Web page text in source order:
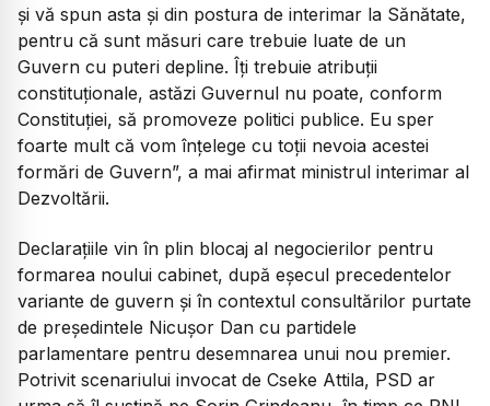
şi vă spun asta şi din postura de interimar la Sănătate,
pentru că sunt măsuri care trebuie luate de un
Guvern cu puteri depline. Îţi trebuie atribuţii
constituţionale, astăzi Guvernul nu poate, conform
Constituţiei, să promoveze politici publice. Eu sper
foarte mult că vom înţelege cu toţii nevoia acestei
formări de Guvern”, a mai afirmat ministrul interimar al
Dezvoltării.
Declarațiile vin în plin blocaj al negocierilor pentru
formarea noului cabinet, după eșecul precedentelor
variante de guvern și în contextul consultărilor purtate
de președintele Nicușor Dan cu partidele
parlamentare pentru desemnarea unui nou premier.
Potrivit scenariului invocat de Cseke Attila, PSD ar